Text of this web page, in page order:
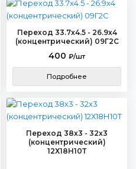
Переход 33.7х4.5 - 26.9х4
(концентрический) 09Г2С
400 ₽/шт
Подробнее
Переход 38х3 - 32х3
(концентрический)
12Х18Н10Т